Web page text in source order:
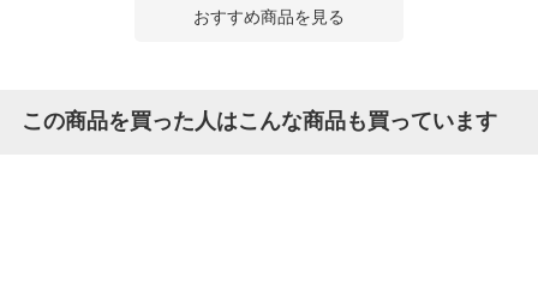
おすすめ商品を見る
この商品を買った人はこんな商品も買っています